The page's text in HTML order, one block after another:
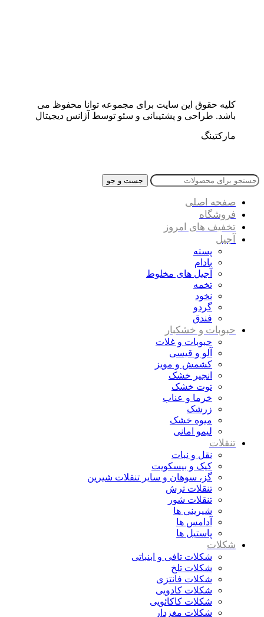
کلیه حقوق این سایت برای مجموعه توانا محفوظ می
باشد. طراحی و پشتیبانی و سئو توسط آژانس دیجیتال
مارکتینگ
جست و جو
صفحه اصلی
فروشگاه
تخفیف های امروز
آجیل
پسته
بادام
آجیل های مخلوط
تخمه
نخود
گردو
فندق
حبوبات و خشکبار
حبوبات و غلات
آلو و قیسی
کشمش و مویز
انجیر خشک
توت خشک
خرما و عناب
زرشک
میوه خشک
لیمو امانی
تنقلات
نقل و نبات
کیک و بیسکویت
گز، سوهان و سایر تنقلات شیرین
تنقلات ترش
تنقلات شور
شیرینی ها
آدامس ها
پاستیل ها
شکلات
شکلات تافی و ابنباتی
شکلات تلخ
شکلات فانتزی
شکلات کادویی
شکلات کاکائویی
شکلات مغزدار